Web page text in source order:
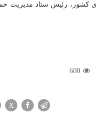
کشور، رئیس ستاد مدیریت
600
X